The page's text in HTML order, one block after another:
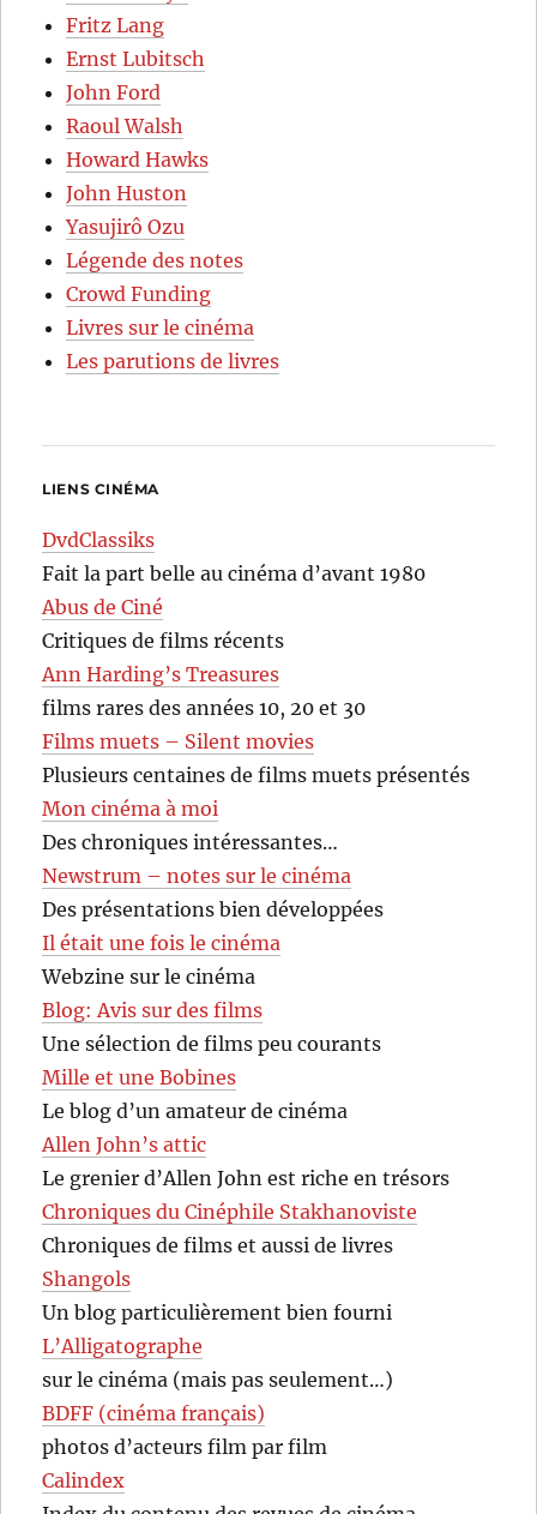
Fritz Lang
Ernst Lubitsch
John Ford
Raoul Walsh
Howard Hawks
John Huston
Yasujirô Ozu
Légende des notes
Crowd Funding
Livres sur le cinéma
Les parutions de livres
LIENS CINÉMA
DvdClassiks
Fait la part belle au cinéma d’avant 1980
Abus de Ciné
Critiques de films récents
Ann Harding’s Treasures
films rares des années 10, 20 et 30
Films muets – Silent movies
Plusieurs centaines de films muets présentés
Mon cinéma à moi
Des chroniques intéressantes…
Newstrum – notes sur le cinéma
Des présentations bien développées
Il était une fois le cinéma
Webzine sur le cinéma
Blog: Avis sur des films
Une sélection de films peu courants
Mille et une Bobines
Le blog d’un amateur de cinéma
Allen John’s attic
Le grenier d’Allen John est riche en trésors
Chroniques du Cinéphile Stakhanoviste
Chroniques de films et aussi de livres
Shangols
Un blog particulièrement bien fourni
L’Alligatographe
sur le cinéma (mais pas seulement…)
BDFF (cinéma français)
photos d’acteurs film par film
Calindex